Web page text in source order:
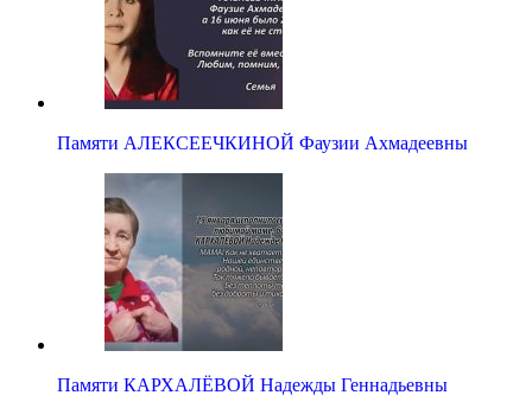
Памяти АЛЕКСЕЕЧКИНОЙ Фаузии Ахмадеевны
Памяти КАРХАЛЁВОЙ Надежды Геннадьевны